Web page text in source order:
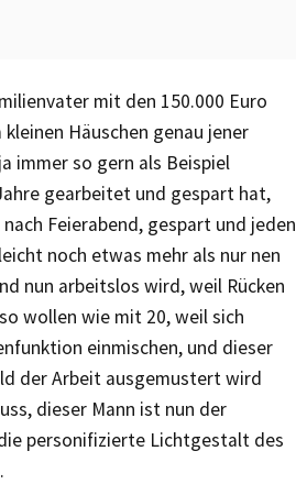
mit den 150.000 Euro
Häuschen genau jener
immer so gern als Beispiel
gearbeitet und gespart hat,
Feierabend, gespart und jeden
noch etwas mehr als nur nen
nun arbeitslos wird, weil Rücken
wollen wie mit 20, weil sich
einmischen, und dieser
der Arbeit ausgemustert wird
dieser Mann ist nun der
personifizierte Lichtgestalt des